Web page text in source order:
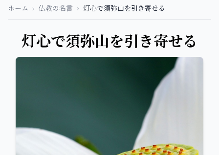
ホーム › 仏教の名言 › 灯心で須弥山を引き寄せる
灯心で須弥山を引き寄せる